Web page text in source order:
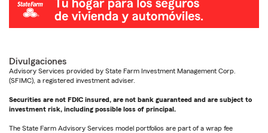
Divulgaciones
Advisory Services provided by State Farm Investment Management Corp.
(SFIMC), a registered investment adviser.
Securities are not FDIC insured, are not bank guaranteed and are subject to
investment risk, including possible loss of principal.
The State Farm Advisory Services model portfolios are part of a wrap fee